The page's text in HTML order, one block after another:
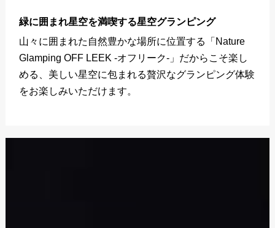
緑に囲まれ星空を満喫する星空グランピング
山々に囲まれた自然豊かな場所に位置する「Nature
Glamping OFF LEEK -オフリーク-」だからこそ楽し
める、美しい星空に包まれる贅沢なグランピング体験
をお楽しみいただけます。